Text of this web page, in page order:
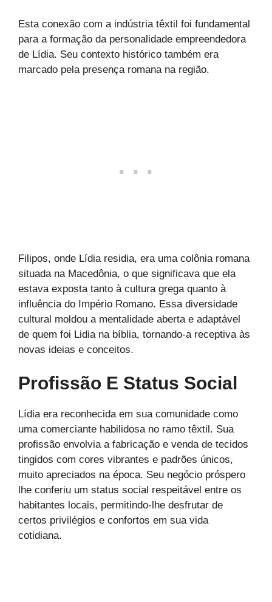
Esta conexão com a indústria têxtil foi fundamental
para a formação da personalidade empreendedora
de Lídia. Seu contexto histórico também era
marcado pela presença romana na região.
Filipos, onde Lídia residia, era uma colônia romana
situada na Macedônia, o que significava que ela
estava exposta tanto à cultura grega quanto à
influência do Império Romano. Essa diversidade
cultural moldou a mentalidade aberta e adaptável
de quem foi Lidia na bíblia, tornando-a receptiva às
novas ideias e conceitos.
Profissão E Status Social
Lídia era reconhecida em sua comunidade como
uma comerciante habilidosa no ramo têxtil. Sua
profissão envolvia a fabricação e venda de tecidos
tingidos com cores vibrantes e padrões únicos,
muito apreciados na época. Seu negócio próspero
lhe conferiu um status social respeitável entre os
habitantes locais, permitindo-lhe desfrutar de
certos privilégios e confortos em sua vida
cotidiana.